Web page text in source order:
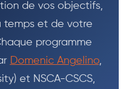
de vos objectifs,
temps et de votre
programme
Domenic Angelino,
et NSCA-CSCS,